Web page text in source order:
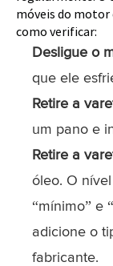
móveis do motor
como verificar:
Desligue o
que ele
Retire a
um pano e
Retire a
óleo. O
“mínimo” e
adicione o
fabricante.